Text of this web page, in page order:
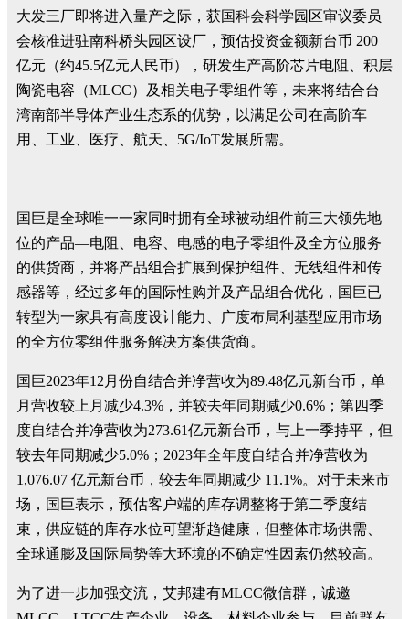
大发三厂即将进入量产之际，获国科会科学园区审议委员
会核准进驻南科桥头园区设厂，预估投资金额新台币 200
亿元（约45.5亿元人民币），研发生产高阶芯片电阻、积层
陶瓷电容（MLCC）及相关电子零组件等，未来将结合台
湾南部半导体产业生态系的优势，以满足公司在高阶车
用、工业、医疗、航天、5G/IoT发展所需。
国巨是全球唯一一家同时拥有全球被动组件前三大领先地
位的产品—电阻、电容、电感的电子零组件及全方位服务
的供货商，并将产品组合扩展到保护组件、无线组件和传
感器等，经过多年的国际性购并及产品组合优化，国巨已
转型为一家具有高度设计能力、广度布局利基型应用市场
的全方位零组件服务解决方案供货商。
国巨2023年12月份自结合并净营收为89.48亿元新台币，单
月营收较上月减少4.3%，并较去年同期减少0.6%；第四季
度自结合并净营收为273.61亿元新台币，与上一季持平，但
较去年同期减少5.0%；2023年全年度自结合并净营收为
1,076.07 亿元新台币，较去年同期减少 11.1%。对于未来市
场，国巨表示，预估客户端的库存调整将于第二季度结
束，供应链的库存水位可望渐趋健康，但整体市场供需、
全球通膨及国际局势等大环境的不确定性因素仍然较高。
为了进一步加强交流，艾邦建有MLCC微信群，诚邀